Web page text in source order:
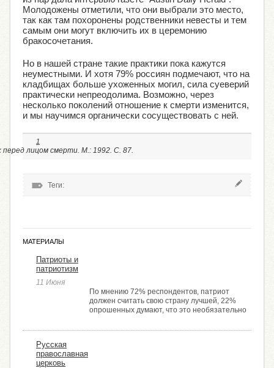
Молодожены отметили, что они выбрали это место,
так как там похоронены родственники невесты и тем
самым они могут включить их в церемонию
бракосочетания.
Но в нашей стране такие практики пока кажутся
неуместными. И хотя 79% россиян подмечают, что на
кладбищах больше ухоженных могил, сила суеверий
практически непреодолима. Возможно, через
несколько поколений отношение к смерти изменится,
и мы научимся органически сосуществовать с ней.
1
перед лицом смерти. М.: 1992. С. 87.
Теги:
МАТЕРИАЛЫ
Патриоты и
патриотизм
11 Июня
По мнению 72% респондентов, патриот
должен считать свою страну лучшей, 22%
опрошенных думают, что это необязательно
Русская
православная
церковь